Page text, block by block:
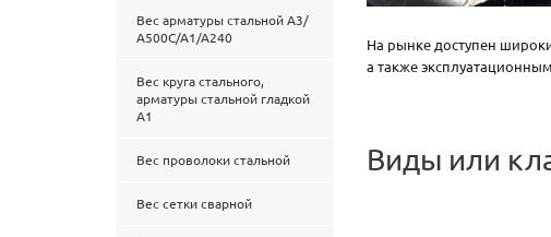
Вес арматуры стальной А3/
А500С/А1/А240
Вес круга стального,
арматуры стальной гладкой
А1
Вес проволоки стальной
Вес сетки сварной
На рынке доступен
а также
Виды или